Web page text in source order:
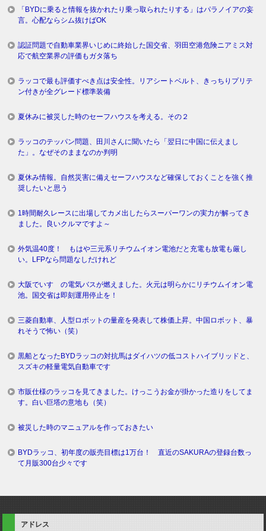
「BYDに乗ると情報を抜かれたり乗っ取られたりする」はパラノイアの妄
言。心配ならシム抜けばOK
認証問題で自動車業界いじめに終始した国交省、羽田空港危険ニアミス対
応で航空業界の評価もガタ落ち
ラッコで最も評価すべき点は安全性。リアシートベルト、きっちりプリテ
ン付きが全グレード標準装備
夏休みに被災した時のセーフハウスを考える。その２
ラッコのテッパン問題、田川さんに聞いたら「翌日に中国に伝えまし
た」。なぜそのままなのか判明
夏休み情報。自然災害に備えセーフハウスなど確保しておくことを強く推
奨したいと思う
1時間耐久レースに出場してカメ出したらスーパーワンの実力が解ってき
ました。良いクルマですよ～
外気温40度！ もはや三元系リチウムイオン電池だと充電も放電も厳し
い。LFPなら問題なしだけれど
大阪でいすゞの電気バスが燃えました。火元は明らかにリチウムイオン電
池。国交省は即刻運用停止を！
三菱自動車、人型ロボットの量産を発表して株価上昇。中国ロボット、暴
れそうで怖い（笑）
黒船となったBYDラッコの対抗馬はダイハツの低コストハイブリッドと、
スズキの軽量電気自動車です
市販仕様のラッコを見てきました。けっこうお金が掛かった造りをしてま
す。白い巨塔の意地も（笑）
被災した時のマニュアルを作っておきたい
BYDラッコ、初年度の販売目標は1万台！ 直近のSAKURAの登録台数っ
て月販300台少々です
アドレス